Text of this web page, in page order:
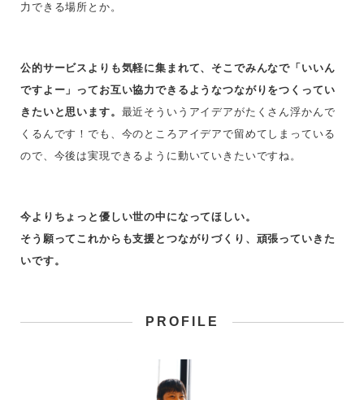
力できる場所とか。
公的サービスよりも気軽に集まれて、そこでみんなで「いいん
ですよー」ってお互い協力できるようなつながりをつくってい
きたいと思います。 最近そういうアイデアがたくさん浮かんで
くるんです！でも、今のところアイデアで留めてしまっている
ので、今後は実現できるように動いていきたいですね。
今よりちょっと優しい世の中になってほしい。
そう願ってこれからも支援とつながりづくり、頑張っていきた
いです。
PROFILE